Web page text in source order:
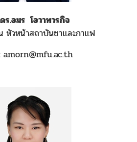
ร.อมร โอวาทวรกิจ
หัวหน้าสถาบันชาและกาแฟ
amorn@mfu.ac.th